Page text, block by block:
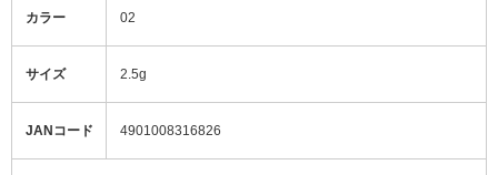
カラー 02
サイズ 2.5g
JANコード 4901008316826